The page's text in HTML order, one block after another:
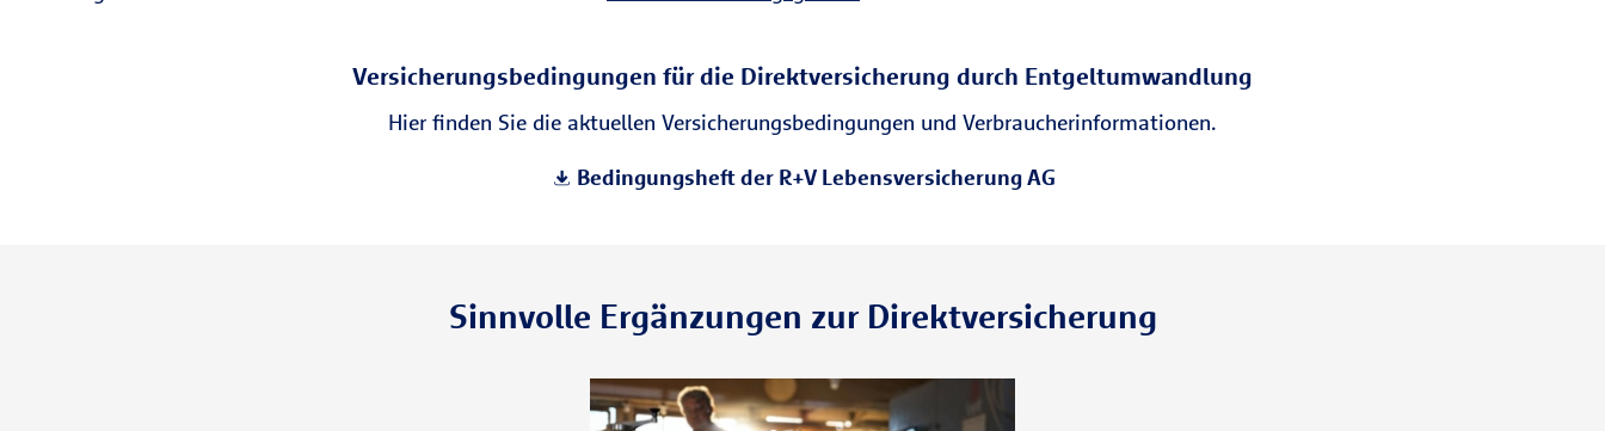
Versicherungsbedingungen für die Direktversicherung durch Entgeltumwandlung
Hier finden Sie die aktuellen Versicherungsbedingungen und Verbraucherinformationen.
Bedingungsheft der R+V Lebensversicherung AG
Sinnvolle Ergänzungen zur Direktversicherung